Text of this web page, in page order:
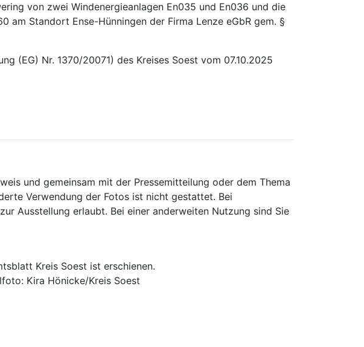
von zwei Windenergieanlagen En035 und En036 und die
am Standort Ense-Hünningen der Firma Lenze eGbR gem. §
(EG) Nr. 1370/20071) des Kreises Soest vom 07.10.2025
und gemeinsam mit der Pressemitteilung oder dem Thema
Verwendung der Fotos ist nicht gestattet. Bei
Ausstellung erlaubt. Bei einer anderweiten Nutzung sind Sie
Kreis Soest ist erschienen.
Kira Hönicke/Kreis Soest